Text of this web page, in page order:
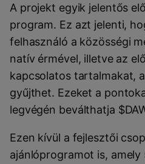
A projekt egyik jelentős
program. Ez azt jelenti,
felhasználó a közösségi
natív érmével, illetve az
kapcsolatos tartalmakat,
gyűjthet. Ezeket a
legvégén beválthatja
Ezen kívül a fejlesztői
ajánlóprogramot is,